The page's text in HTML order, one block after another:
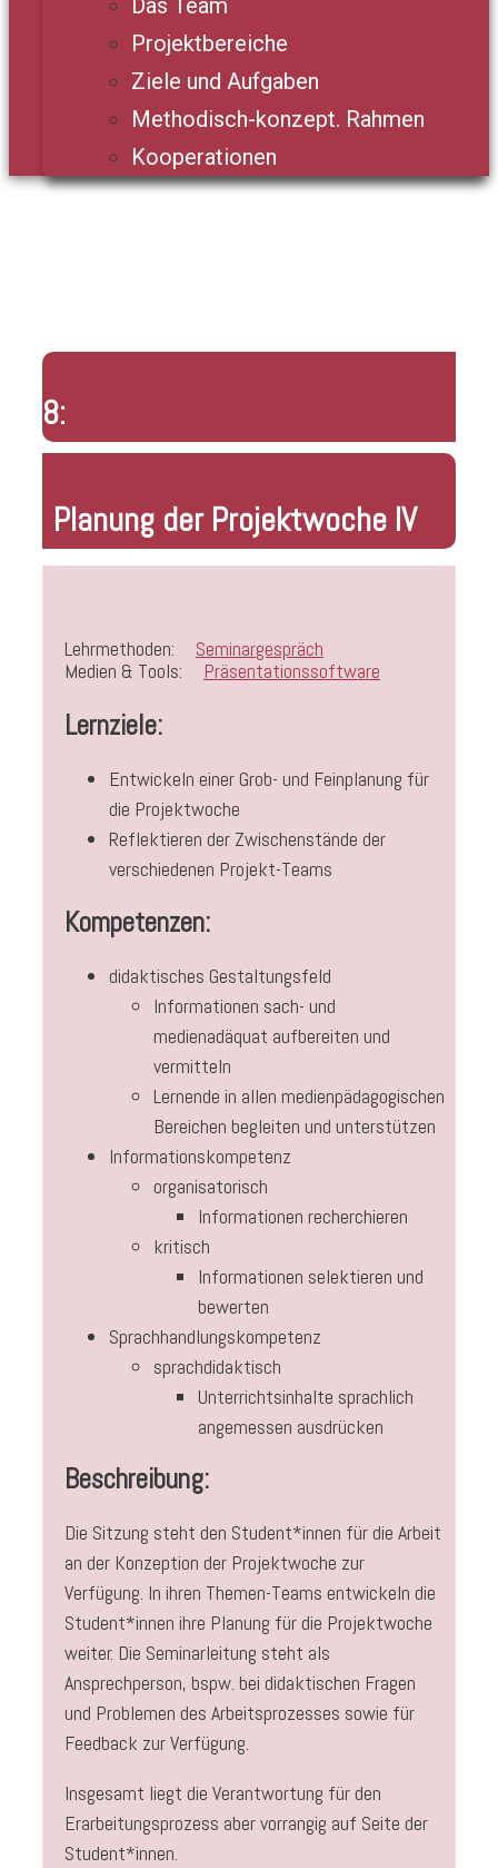
Das Team
Projektbereiche
Ziele und Aufgaben
Methodisch-konzept. Rahmen
Kooperationen
8:
Planung der Projektwoche IV
Lehrmethoden:
Seminargespräch
Medien & Tools:
Präsentationssoftware
Lernziele:
Entwickeln einer Grob- und Feinplanung für
die Projektwoche
Reflektieren der Zwischenstände der
verschiedenen Projekt-Teams
Kompetenzen:
didaktisches Gestaltungsfeld
Informationen sach- und
medienadäquat aufbereiten und
vermitteln
Lernende in allen medienpädagogischen
Bereichen begleiten und unterstützen
Informationskompetenz
organisatorisch
Informationen recherchieren
kritisch
Informationen selektieren und
bewerten
Sprachhandlungskompetenz
sprachdidaktisch
Unterrichtsinhalte sprachlich
angemessen ausdrücken
Beschreibung:
Die Sitzung steht den Student*innen für die Arbeit
an der Konzeption der Projektwoche zur
Verfügung. In ihren Themen-Teams entwickeln die
Student*innen ihre Planung für die Projektwoche
weiter. Die Seminarleitung steht als
Ansprechperson, bspw. bei didaktischen Fragen
und Problemen des Arbeitsprozesses sowie für
Feedback zur Verfügung.
Insgesamt liegt die Verantwortung für den
Erarbeitungsprozess aber vorrangig auf Seite der
Student*innen.